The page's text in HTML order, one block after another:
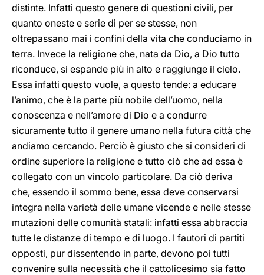
distinte. Infatti questo genere di questioni civili, per
quanto oneste e serie di per se stesse, non
oltrepassano mai i confini della vita che conduciamo in
terra. Invece la religione che, nata da Dio, a Dio tutto
riconduce, si espande più in alto e raggiunge il cielo.
Essa infatti questo vuole, a questo tende: a educare
l’animo, che è la parte più nobile dell’uomo, nella
conoscenza e nell’amore di Dio e a condurre
sicuramente tutto il genere umano nella futura città che
andiamo cercando. Perciò è giusto che si consideri di
ordine superiore la religione e tutto ciò che ad essa è
collegato con un vincolo particolare. Da ciò deriva
che, essendo il sommo bene, essa deve conservarsi
integra nella varietà delle umane vicende e nelle stesse
mutazioni delle comunità statali: infatti essa abbraccia
tutte le distanze di tempo e di luogo. I fautori di partiti
opposti, pur dissentendo in parte, devono poi tutti
convenire sulla necessità che il cattolicesimo sia fatto